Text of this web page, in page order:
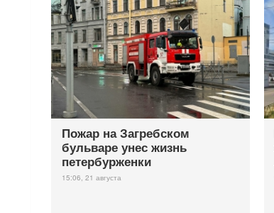
Пожар на Загребском
бульваре унес жизнь
петербурженки
15:06, 21 августа